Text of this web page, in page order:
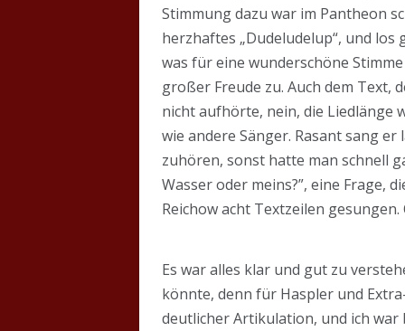
Stimmung dazu war im Pantheon
herzhaftes „Dudeludelup“, und los
was für eine wunderschöne
großer Freude zu. Auch dem Text,
nicht aufhörte, nein, die Liedlänge
wie andere Sänger. Rasant sang
zuhören, sonst hatte man schnell
Wasser oder meins?”, eine Frage,
Reichow acht Textzeilen
Es war alles klar und gut zu
könnte, denn für Haspler und
deutlicher Artikulation, und ich